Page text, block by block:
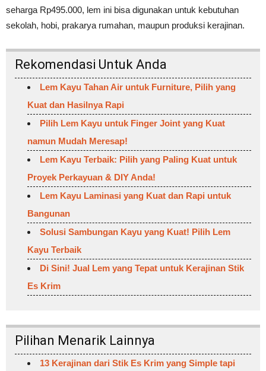
seharga Rp495.000, lem ini bisa digunakan untuk kebutuhan
sekolah, hobi, prakarya rumahan, maupun produksi kerajinan.
Rekomendasi Untuk Anda
Lem Kayu Tahan Air untuk Furniture, Pilih yang
Kuat dan Hasilnya Rapi
Pilih Lem Kayu untuk Finger Joint yang Kuat
namun Mudah Meresap!
Lem Kayu Terbaik: Pilih yang Paling Kuat untuk
Proyek Perkayuan & DIY Anda!
Lem Kayu Laminasi yang Kuat dan Rapi untuk
Bangunan
Solusi Sambungan Kayu yang Kuat! Pilih Lem
Kayu Terbaik
Di Sini! Jual Lem yang Tepat untuk Kerajinan Stik
Es Krim
Pilihan Menarik Lainnya
13 Kerajinan dari Stik Es Krim yang Simple tapi